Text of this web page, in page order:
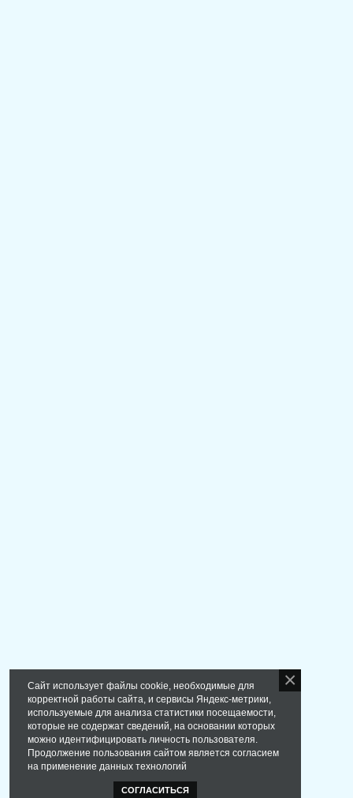
Сайт использует файлы cookie, необходимые для
корректной работы сайта, и сервисы Яндекс-метрики,
используемые для анализа статистики посещаемости,
которые не содержат сведений, на основании которых
можно идентифицировать личность пользователя.
Продолжение пользования сайтом является согласием
на применение данных технологий
СОГЛАСИТЬСЯ